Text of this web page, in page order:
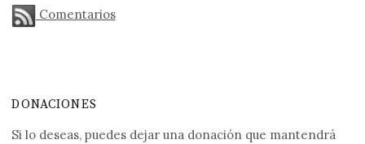
Comentarios
DONACIONES
Si lo deseas, puedes dejar una donación que mantendrá